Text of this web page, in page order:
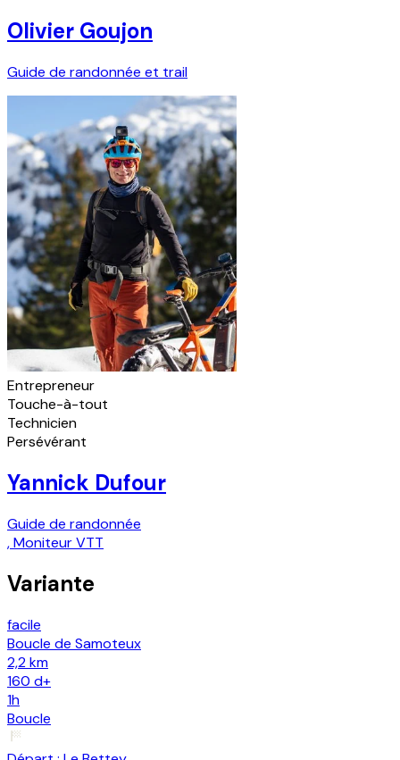
Olivier Goujon
Guide de randonnée et trail
Entrepreneur
Touche-à-tout
Technicien
Persévérant
Yannick Dufour
Guide de randonnée
,Moniteur VTT
Variante
facile
Boucle de Samoteux
2,2 km
160 d+
1h
Boucle